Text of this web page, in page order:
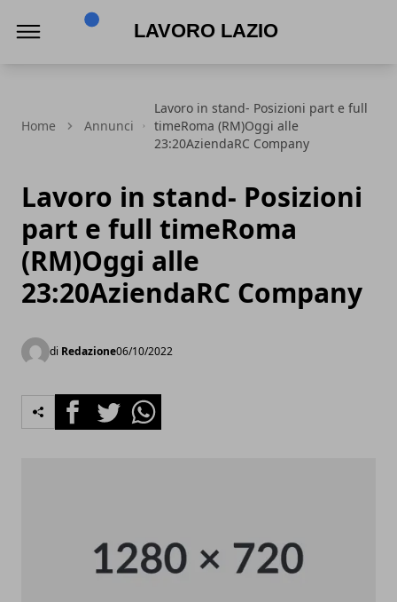
Home Annunci
Lavoro in stand- Posizioni part e full
timeRoma (RM)Oggi alle
23:20AziendaRC Company
Lavoro in stand- Posizioni
part e full timeRoma
(RM)Oggi alle
23:20AziendaRC Company
di Redazione06/10/2022
FacebookTwitterWhatsapp